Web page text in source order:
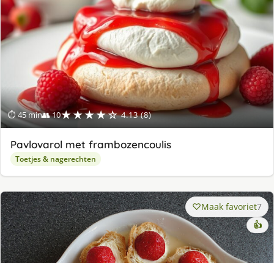
⏱ 45 min👥 10★★★★☆ 4.13 (8)
Pavlovarol met frambozencoulis
Toetjes & nagerechten
Maak favoriet7
👍